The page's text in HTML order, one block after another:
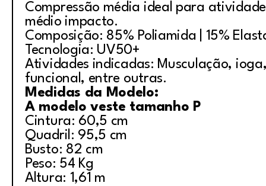
Compressão média ideal para
médio impacto.
Composição: 85% Poliamida | 15%
Tecnologia: UV50+
Atividades indicadas: Musculação,
funcional, entre outras.
Medidas da Modelo:
A modelo veste tamanho P
Cintura: 60,5 cm
Quadril: 95,5 cm
Busto: 82 cm
Peso: 54 Kg
Altura: 1,61 m